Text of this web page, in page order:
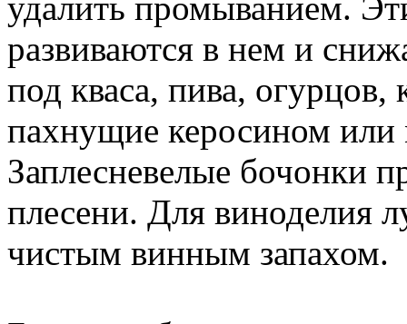
удалить промыванием.
развиваются в нем и
под кваса, пива, огурцов,
пахнущие керосином или
Заплесневелые бочонки
плесени. Для виноделия
чистым винным запахом.